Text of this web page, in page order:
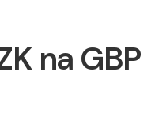
na GBP